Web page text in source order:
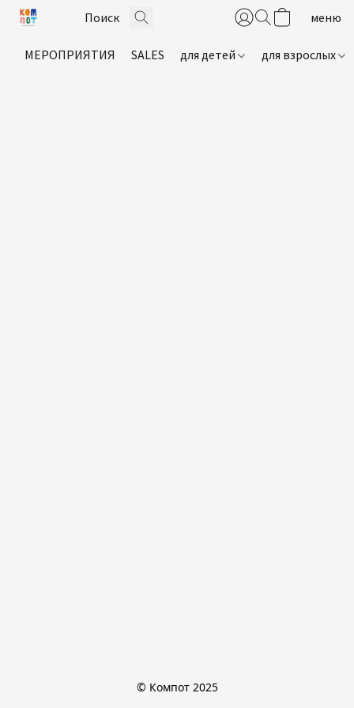
МЕРОПРИЯТИЯ SALES для детей для взрослых
© Компот 2025